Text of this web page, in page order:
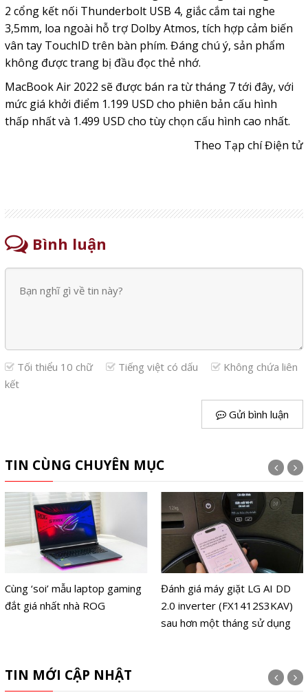
2 cổng kết nối Thunderbolt USB 4, giắc cắm tai nghe
3,5mm, loa ngoài hỗ trợ Dolby Atmos, tích hợp cảm biến
vân tay TouchID trên bàn phím. Đáng chú ý, sản phẩm
không được trang bị đầu đọc thẻ nhớ.
MacBook Air 2022 sẽ được bán ra từ tháng 7 tới đây, với
mức giá khởi điểm 1.199 USD cho phiên bản cấu hình
thấp nhất và 1.499 USD cho tùy chọn cấu hình cao nhất.
Theo Tạp chí Điện tử
Bình luận
Tối thiểu 10 chữ Tiếng việt có dấu
Không chứa liên
kết
Gửi bình luận
TIN CÙNG CHUYÊN MỤC
Cùng ‘soi’ mẫu laptop gaming
đắt giá nhất nhà ROG
Đánh giá máy giặt LG AI DD
2.0 inverter (FX1412S3KAV)
sau hơn một tháng sử dụng
TIN MỚI CẬP NHẬT